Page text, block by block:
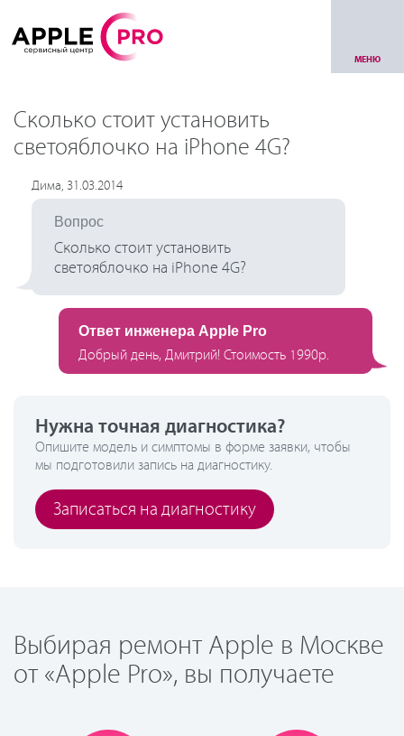
МЕНЮ
Сколько стоит установить
светояблочко на iPhone 4G?
Дима, 31.03.2014
Вопрос
Сколько стоит установить
светояблочко на iPhone 4G?
Ответ инженера Apple Pro
Добрый день, Дмитрий! Стоимость 1990р.
Нужна точная диагностика?
Опишите модель и симптомы в форме заявки, чтобы
мы подготовили запись на диагностику.
Записаться на диагностику
Выбирая ремонт Apple в Москве
от «Apple Pro», вы получаете